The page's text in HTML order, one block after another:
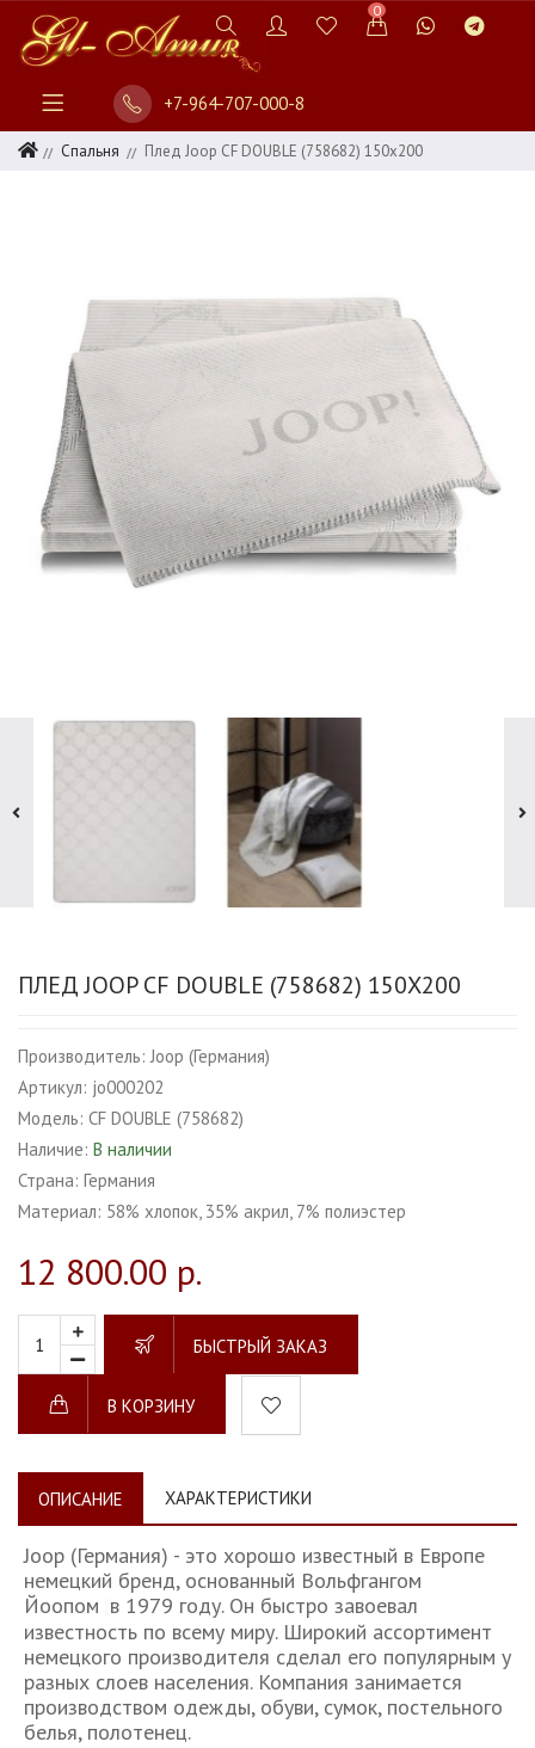
0
+7-964-707-000-8
Спальня Плед Joop СF DOUBLE (758682) 150x200
ПЛЕД JOOP СF DOUBLE (758682) 150X200
Производитель: Joop (Германия)
Артикул: jo000202
Модель: СF DOUBLE (758682)
Наличие: В наличии
Страна: Германия
Материал: 58% хлопок, 35% акрил, 7% полиэстер
12 800.00 р.
БЫСТРЫЙ ЗАКАЗ
В КОРЗИНУ
ОПИСАНИЕ ХАРАКТЕРИСТИКИ
Joop (Германия) - это хорошо известный в Европе
немецкий бренд, основанный Вольфгангом
Йоопом в 1979 году. Он быстро завоевал
известность по всему миру. Широкий ассортимент
немецкого производителя сделал его популярным у
разных слоев населения. Компания занимается
производством одежды, обуви, сумок, постельного
белья, полотенец.